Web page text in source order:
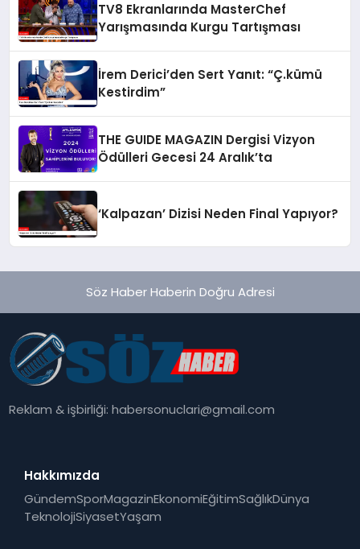
TV8 Ekranlarında MasterChef
Yarışmasında Kurgu Tartışması
İrem Derici’den Sert Yanıt: “Ç.kümü
Kestirdim”
THE GUIDE MAGAZIN Dergisi Vizyon
Ödülleri Gecesi 24 Aralık’ta
‘Kalpazan’ Dizisi Neden Final Yapıyor?
Söz Haber Haberin Doğru Adresi
Reklam & işbirliği:habersonuclari@gmail.com
Hakkımızda
GündemSporMagazinEkonomiEğitimSağlıkDünya
TeknolojiSiyasetYaşam